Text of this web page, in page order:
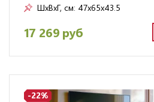
ШxВxГ, см: 47x65x43.5
17 269 руб
-22%